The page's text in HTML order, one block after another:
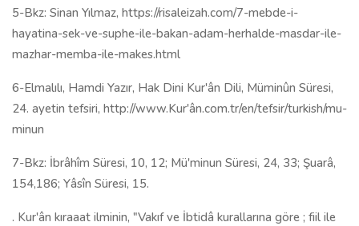
5-Bkz: Sinan Yılmaz, https://risaleizah.com/7-mebde-i-
hayatina-sek-ve-suphe-ile-bakan-adam-herhalde-masdar-ile-
mazhar-memba-ile-makes.html
6-Elmalılı, Hamdi Yazır, Hak Dini Kur'ân Dili, Müminûn Süresi,
24. ayetin tefsiri, http://www.Kur'ân.com.tr/en/tefsir/turkish/mu-
minun
7-Bkz: İbrâhîm Süresi, 10, 12; Mü'minun Süresi, 24, 33; Şuarâ,
154,186; Yâsîn Süresi, 15.
. Kur'ân kıraaat ilminin, "Vakıf ve İbtidâ kurallarına göre ; fiil ile